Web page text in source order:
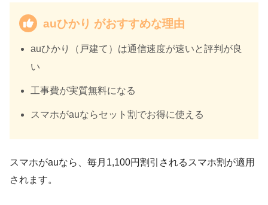
auひかり がおすすめな理由
auひかり（戸建て）は通信速度が速いと評判が良
い
工事費が実質無料になる
スマホがauならセット割でお得に使える
スマホがauなら、毎月1,100円割引されるスマホ割が適用
されます。